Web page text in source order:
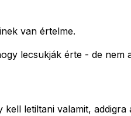
van értelme.
lecsukják érte - de
letiltani valamit,